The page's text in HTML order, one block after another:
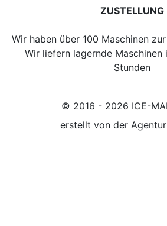
ZUSTELLUNG
Wir haben über 100 Maschinenzur
Wir liefern lagernde Maschinen
Stunden
© 2016 - 2026 ICE-
erstellt von der Agentur